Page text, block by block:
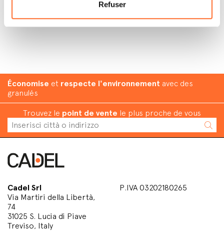
Refuser
Économise et respecte l'environnement avec des
granulés
Trouvez le point de vente le plus proche de vous
Cadel Srl
Via Martiri della Libertà,
74
31025 S. Lucia di Piave
Treviso, Italy
P.IVA 03202180265